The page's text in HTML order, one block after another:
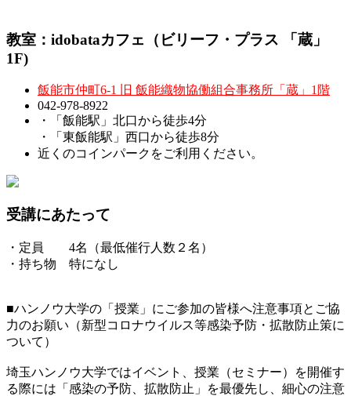
教室：idobataカフェ（ビリーフ・プラス 「蔵」
1F)
飯能市仲町6-1 旧 飯能織物協働組合事務所「蔵」1階
042-978-8922
・「飯能駅」北口から徒歩4分
・「東飯能駅」西口から徒歩8分
近くのコインパークをご利用ください。
受講にあたって
・定員 4名（最低催行人数２名）
・持ち物 特になし
■ハンノウ大学の「授業」にご参加の皆様へ注意事項とご協
力のお願い（新型コロナウイルス等感染予防・拡散防止策に
ついて）
埼玉ハンノウ大学ではイベント、授業（セミナー）を開催す
る際には「感染の予防、拡散防止」を最優先し、細心の注意